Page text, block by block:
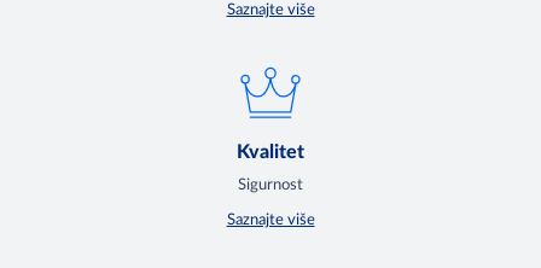
Saznajte više
Kvalitet
Sigurnost
Saznajte više